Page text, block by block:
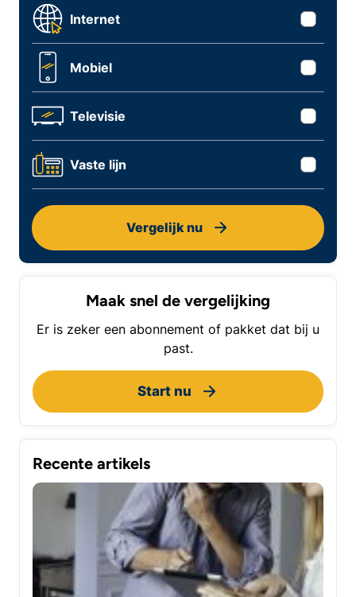
Internet
Mobiel
Televisie
Vaste lijn
Vergelijk nu
Maak snel de vergelijking
Er is zeker een abonnement of pakket dat bij u
past.
Start nu
Recente artikels